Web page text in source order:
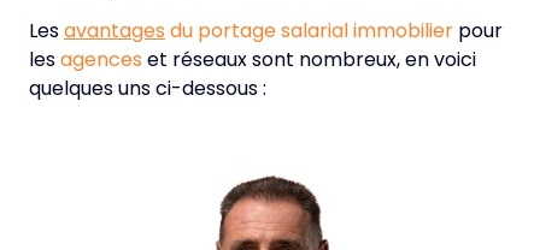
Lesavantages du portage salarial immobilier pour
lesagences et réseaux sont nombreux, en voici
quelques uns ci-dessous :